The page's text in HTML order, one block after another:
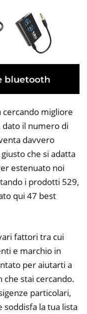
cercando migliore
il numero di
davvero
che si adatta
estenuato noi
i prodotti 529,
qui 47 best
fattori tra cui
e marchio in
per aiutarti a
stai cercando.
particolari,
soddisfa la tua lista